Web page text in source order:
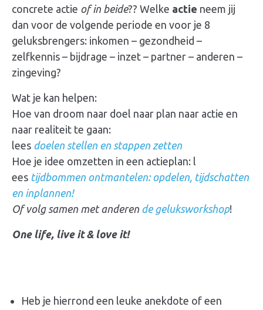
concrete actie of in beide?? Welke actie neem jij
dan voor de volgende periode en voor je 8
geluksbrengers: inkomen – gezondheid –
zelfkennis – bijdrage – inzet – partner – anderen –
zingeving?
Wat je kan helpen:
Hoe van droom naar doel naar plan naar actie en
naar realiteit te gaan:
lees doelen stellen en stappen zetten
Hoe je idee omzetten in een actieplan: l
ees tijdbommen ontmantelen: opdelen, tijdschatten
en inplannen!
Of volg samen met anderen de geluksworkshop!
One life, live it & love it!
Heb je hierrond een leuke anekdote of een